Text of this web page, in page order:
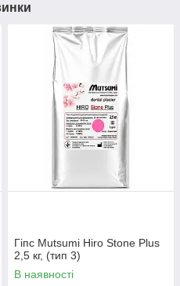
Гіпс Mutsumi Hiro Stone Plus
2,5 кг, (тип 3)
В наявності